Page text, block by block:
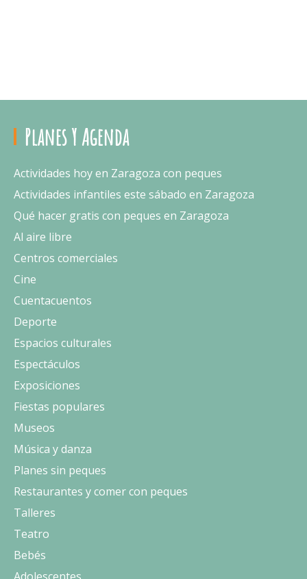
Planes Y Agenda
Actividades hoy en Zaragoza con peques
Actividades infantiles este sábado en Zaragoza
Qué hacer gratis con peques en Zaragoza
Al aire libre
Centros comerciales
Cine
Cuentacuentos
Deporte
Espacios culturales
Espectáculos
Exposiciones
Fiestas populares
Museos
Música y danza
Planes sin peques
Restaurantes y comer con peques
Talleres
Teatro
Bebés